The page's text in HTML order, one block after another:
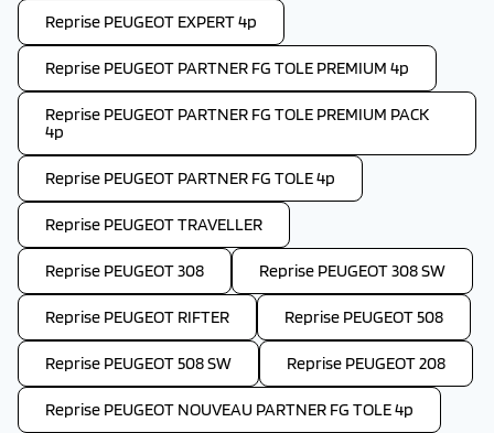
Reprise PEUGEOT EXPERT 4p
Reprise PEUGEOT PARTNER FG TOLE PREMIUM 4p
Reprise PEUGEOT PARTNER FG TOLE PREMIUM PACK
4p
Reprise PEUGEOT PARTNER FG TOLE 4p
Reprise PEUGEOT TRAVELLER
Reprise PEUGEOT 308 Reprise PEUGEOT 308 SW
Reprise PEUGEOT RIFTER Reprise PEUGEOT 508
Reprise PEUGEOT 508 SW Reprise PEUGEOT 208
Reprise PEUGEOT NOUVEAU PARTNER FG TOLE 4p